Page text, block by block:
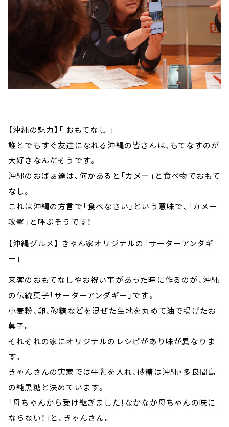
【沖縄の魅力】「 おもてなし 」
誰とでもすぐ友達になれる沖縄の皆さんは、もてなすのが
大好きなんだそうです。
沖縄のおばぁ達は、何かあると「カメー」と食べ物でおもて
なし。
これは沖縄の方言で「食べなさい」という意味で、「カメー
攻撃」と呼ぶそうです！
【沖縄グルメ】 きゃん家オリジナルの「サーターアンダギ
ー」
来客のおもてなしやお祝い事があった時に作るのが、沖縄
の伝統菓子「サーターアンダギー」です。
小麦粉、卵、砂糖などを混ぜた生地を丸めて油で揚げたお
菓子。
それぞれの家にオリジナルのレシピがあり味が異なりま
す。
きゃんさんの実家では牛乳を入れ、砂糖は沖縄・多良間島
の純黒糖と決めています。
「母ちゃんから受け継ぎました！なかなか母ちゃんの味に
ならない！」と、きゃんさん。